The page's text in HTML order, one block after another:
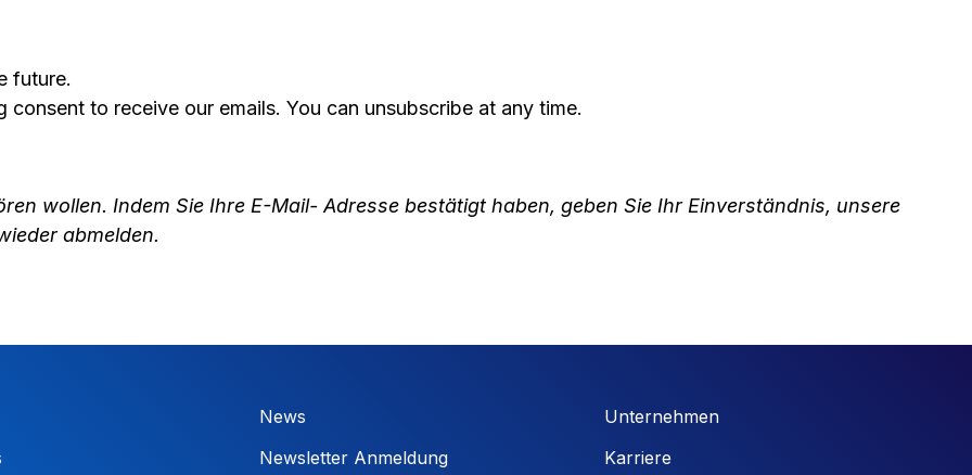
future.
to receive our emails. You can unsubscribe at any time.
wollen. Indem Sie Ihre E-Mail- Adresse bestätigt haben, geben Sie Ihr Einverständnis, unsere
abmelden.
News
Newsletter Anmeldung
Unternehmen
Karriere